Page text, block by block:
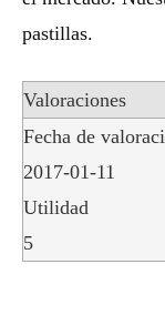
pastillas.
Valoraciones
Fecha de
2017-01-11
Utilidad
5